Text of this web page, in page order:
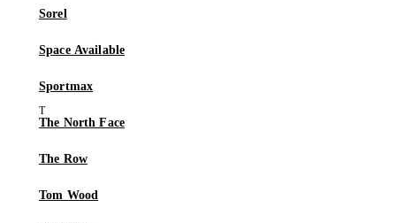
Sorel
Space Available
Sportmax
The North Face
The Row
Tom Wood